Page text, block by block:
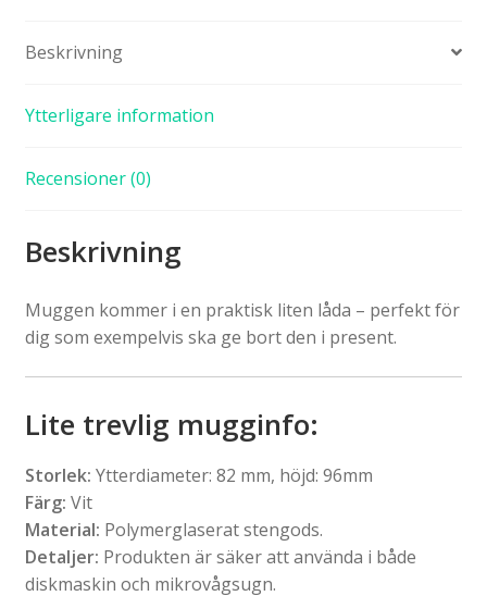
Beskrivning
Ytterligare information
Recensioner (0)
Beskrivning
Muggen kommer i en praktisk liten låda – perfekt för
dig som exempelvis ska ge bort den i present.
Lite trevlig mugginfo:
Storlek: Ytterdiameter: 82 mm, höjd: 96mm
Färg: Vit
Material: Polymerglaserat stengods.
Detaljer: Produkten är säker att använda i både
diskmaskin och mikrovågsugn.